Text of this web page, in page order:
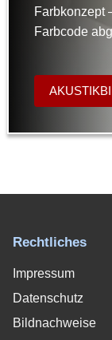
Farbkonzept
Farbcode
Rechtliches
Impressum
Datenschutz
Bildnachweise